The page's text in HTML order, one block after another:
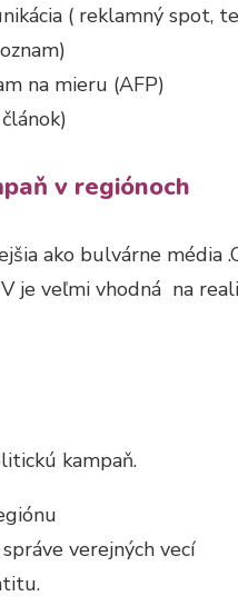
( reklamný spot,
na mieru (AFP)
v regiónoch
ako bulvárne média
je veľmi vhodná na
kampaň.
verejných vecí